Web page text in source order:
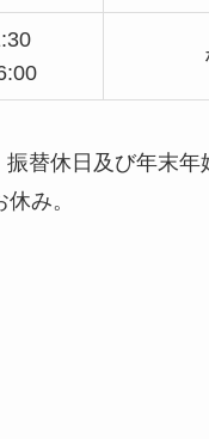
替休日及び年末年
み。